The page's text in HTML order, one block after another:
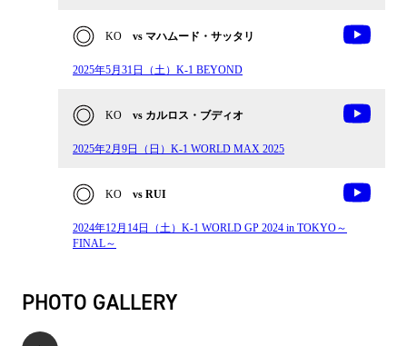
KO vs マハムード・サッタリ
2025年5月31日（土）K-1 BEYOND
KO vs カルロス・ブディオ
2025年2月9日（日）K-1 WORLD MAX 2025
KO vs RUI
2024年12⽉14⽇（土）K-1 WORLD GP 2024 in TOKYO～
FINAL～
PHOTO GALLERY